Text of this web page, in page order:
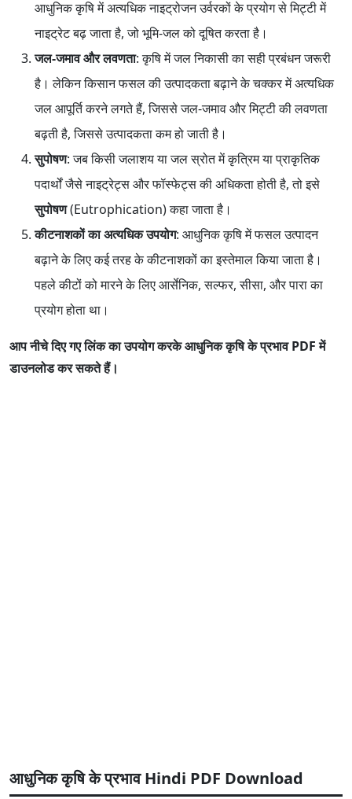
आधुनिक कृषि में अत्यधिक नाइट्रोजन उर्वरकों के प्रयोग से मिट्टी में
नाइट्रेट बढ़ जाता है, जो भूमि-जल को दूषित करता है।
जल-जमाव और लवणता: कृषि में जल निकासी का सही प्रबंधन जरूरी
है। लेकिन किसान फसल की उत्पादकता बढ़ाने के चक्कर में अत्यधिक
जल आपूर्ति करने लगते हैं, जिससे जल-जमाव और मिट्टी की लवणता
बढ़ती है, जिससे उत्पादकता कम हो जाती है।
सुपोषण: जब किसी जलाशय या जल स्रोत में कृत्रिम या प्राकृतिक
पदार्थों जैसे नाइट्रेट्स और फॉस्फेट्स की अधिकता होती है, तो इसे
सुपोषण(Eutrophication) कहा जाता है।
कीटनाशकों का अत्यधिक उपयोग: आधुनिक कृषि में फसल उत्पादन
बढ़ाने के लिए कई तरह के कीटनाशकों का इस्तेमाल किया जाता है।
पहले कीटों को मारने के लिए आर्सेनिक, सल्फर, सीसा, और पारा का
प्रयोग होता था।
आप नीचे दिए गए लिंक का उपयोग करके आधुनिक कृषि के प्रभाव PDF में
डाउनलोड कर सकते हैं।
आधुनिक कृषि के प्रभाव Hindi PDF Download